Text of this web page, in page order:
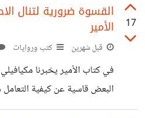
ليالٍ، يتبادلان الهموم ويتعلق
انتظارها لحبيبها الذي سافر
عندما تفقد الفتاة الأمل في
الصادق، فتقرر قبول حبه
اللحظة بالذات، يظهر حبيبها
17
القسوة ضرورية لتنال
الأمير
قبل شهرين كتب وروايات
في كتاب الأمير يخبرنا
البعض قاسية عن كيفية
لطيفاً من البداية يظن الناس